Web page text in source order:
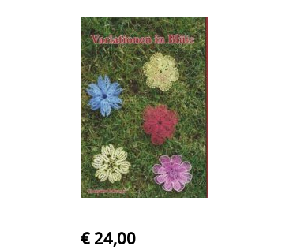
€ 24,00